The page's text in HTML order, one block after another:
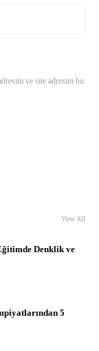
ve site adresim bu
View All
Denklik ve
5